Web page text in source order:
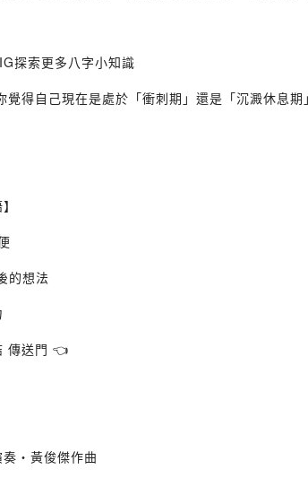
探索更多八字小知識
覺得自己現在是處於「衝刺期」還是「沉澱休息
的想法
傳送門 👈
・黃俊傑作曲